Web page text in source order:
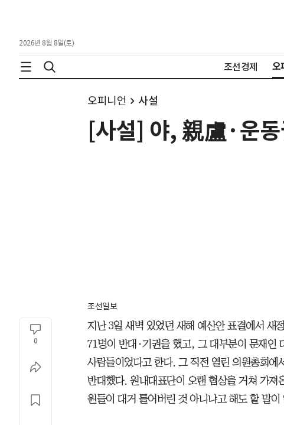
2026년 8월 8일(토)
조선경제 오
오피니언 사설
[사설] 야, 親盧·운
조선일보
0
지난 3일 새벽 있었던 새해 예산안 표결에서 새
71명이 반대·기권을 했고, 그 대부분이 문재인
사람들이었다고 한다. 그 직전 열린 의원총회에
반대했다. 원내대표단이 오랜 협상을 거쳐 가져
원들이 대거 틀어버린 것 아니냐고 해도 할 말이